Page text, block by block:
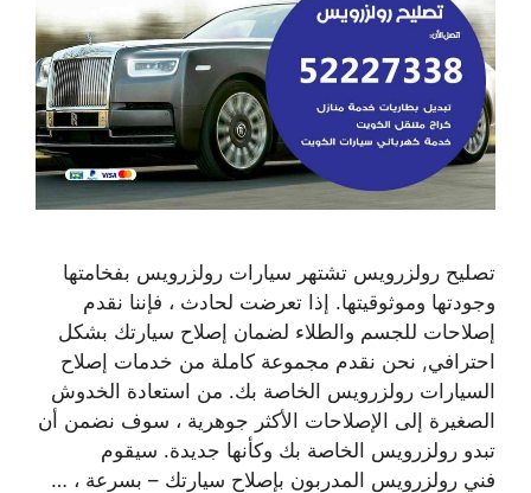
تصليح رولزرويس تشتهر سيارات رولزرويس بفخامتها
وجودتها وموثوقيتها. إذا تعرضت لحادث ، فإننا نقدم
إصلاحات للجسم والطلاء لضمان إصلاح سيارتك بشكل
احترافي, نحن نقدم مجموعة كاملة من خدمات إصلاح
السيارات رولزرويس الخاصة بك. من استعادة الخدوش
الصغيرة إلى الإصلاحات الأكثر جوهرية ، سوف نضمن أن
تبدو رولزرويس الخاصة بك وكأنها جديدة. سيقوم
فني رولزرويس المدربون بإصلاح سيارتك – بسرعة ، …